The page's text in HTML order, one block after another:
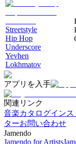
Streetstyle
Hip Hop
Underscore
Yevhen
Lokhmatov
アプリを入手
関連リンク
音楽カタログインス
ターお問い合わせ
Jamendo
Jamendo for Artists